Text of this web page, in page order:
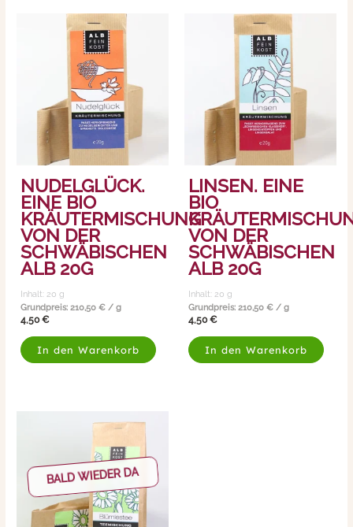
NUDELGLÜCK.
EINE BIO
KRÄUTERMISCHUNG
VON DER
SCHWÄBISCHEN
ALB 20G
Inhalt: 20g
Grundpreis:210,50€ /g
4,50€
In den Warenkorb
LINSEN. EINE
BIO
VON DER
SCHWÄBISCHEN
ALB 20G
Inhalt: 20 g
Grundpreis: 210,50 € / g
4,50€
In den Warenkorb
BALD WIEDER DA